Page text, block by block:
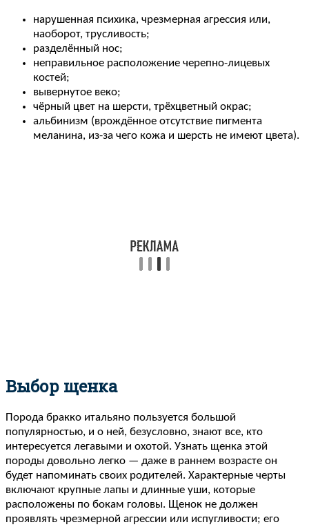
нарушенная психика, чрезмерная агрессия или,
наоборот, трусливость;
разделённый нос;
неправильное расположение черепно-лицевых
костей;
вывернутое веко;
чёрный цвет на шерсти, трёхцветный окрас;
альбинизм (врождённое отсутствие пигмента
меланина, из-за чего кожа и шерсть не имеют цвета).
Выбор щенка
Порода бракко итальяно пользуется большой
популярностью, и о ней, безусловно, знают все, кто
интересуется легавыми и охотой. Узнать щенка этой
породы довольно легко — даже в раннем возрасте он
будет напоминать своих родителей. Характерные черты
включают крупные лапы и длинные уши, которые
расположены по бокам головы. Щенок не должен
проявлять чрезмерной агрессии или испугливости; его